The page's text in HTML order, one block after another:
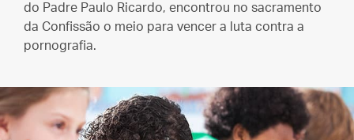
do Padre Paulo Ricardo, encontrou no sacramento
da Confissão o meio para vencer a luta contra a
pornografia.